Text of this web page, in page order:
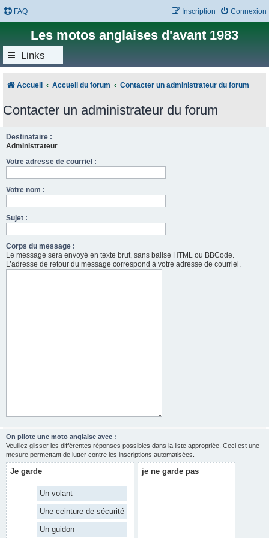
FAQ Connexion
Inscription
Les motos anglaises d'avant 1983
Links
Accueil Accueil du forum Contacter un administrateur du forum
Contacter un administrateur du forum
Destinataire :
Administrateur
Votre adresse de courriel :
Votre nom :
Sujet :
Corps du message :
Le message sera envoyé en texte brut, sans balise HTML ou BBCode.
L’adresse de retour du message correspond à votre adresse de courriel.
On pilote une moto anglaise avec :
Veuillez glisser les différentes réponses possibles dans la liste appropriée. Ceci est une
mesure permettant de lutter contre les inscriptions automatisées.
Je garde
Un volant
Une ceinture de sécurité
Un guidon
je ne garde pas